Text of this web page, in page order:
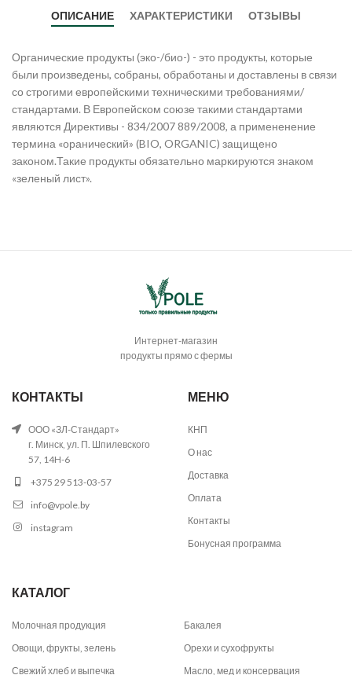
ОПИСАНИЕ ХАРАКТЕРИСТИКИ ОТЗЫВЫ
Органические продукты (эко-/био-) - это продукты, которые
были произведены, собраны, обработаны и доставлены в связи
со строгими европейскими техническими требованиями/
стандартами. В Европейском союзе такими стандартами
являются Директивы - 834/2007 889/2008, а примененение
термина «оранический» (BIO, ORGANIC) защищено
законом.Такие продукты обязательно маркируются знаком
«зеленый лист».
Интернет-магазин
продукты прямо с фермы
КОНТАКТЫ
ООО «ЗЛ-Стандарт»
г. Минск, ул. П. Шпилевского
57, 14H-6
+375 29 513-03-57
info@vpole.by
instagram
МЕНЮ
КНП
О нас
Доставка
Оплата
Контакты
Бонусная программа
КАТАЛОГ
Молочная продукция
Овощи, фрукты, зелень
Свежий хлеб и выпечка
Бакалея
Орехи и сухофрукты
Масло, мед и консервация